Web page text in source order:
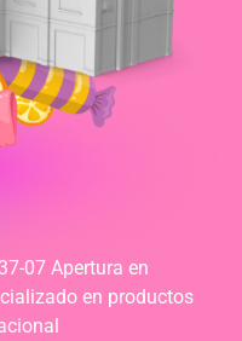
07 Apertura en
en productos